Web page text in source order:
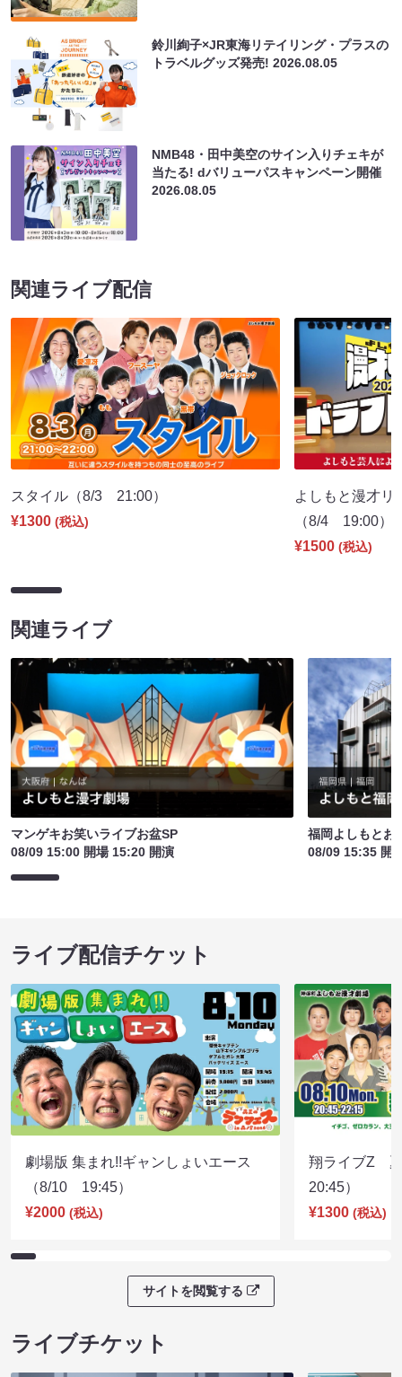
鈴川絢子×JR東海リテイリング・プラスの
トラベルグッズ発売!2026.08.05
NMB48・田中美空のサイン入りチェキが
当たる! dバリューパスキャンペーン開催
2026.08.05
関連ライブ配信
スタイル（8/3 21:00）
¥1300 (税込)
よしもと漫才リ
（8/4 19:00）
¥1500 (税込)
関連ライブ
マンゲキお笑いライブお盆SP
08/09 15:00 開場 15:20 開演
福岡よしもとお
08/09 15:35 開
ライブ配信チケット
劇場版 集まれ!!ギャンしょいエース
（8/10 19:45）
¥2000 (税込)
翔ライブZ
20:45）
¥1300 (税込)
サイトを閲覧する
ライブチケット